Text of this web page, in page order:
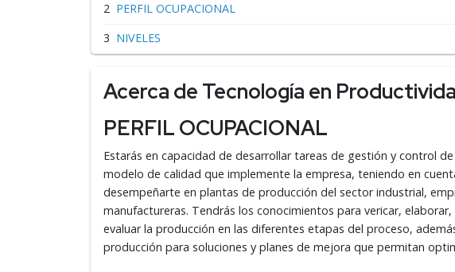
PERFIL OCUPACIONAL
NIVELES
Acerca de Tecnología en
PERFIL OCUPACIONAL
Estarás en capacidad de desarrollar tareas de gestión y control
modelo de calidad que implemente la empresa, teniendo en
desempeñarte en plantas de producción del sector industrial,
manufactureras. Tendrás los conocimientos para vericar,
evaluar la producción en las diferentes etapas del proceso,
producción para soluciones y planes de mejora que permitan